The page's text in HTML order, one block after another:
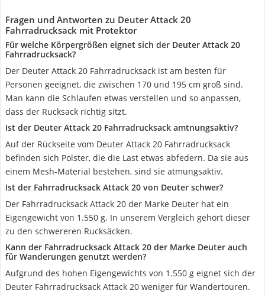
Fragen und Antworten zu Deuter Attack 20
Fahrradrucksack mit Protektor
Für welche Körpergrößen eignet sich der Deuter Attack 20
Fahrradrucksack?
Der Deuter Attack 20 Fahrradrucksack ist am besten für
Personen geeignet, die zwischen 170 und 195 cm groß sind.
Man kann die Schlaufen etwas verstellen und so anpassen,
dass der Rucksack richtig sitzt.
Ist der Deuter Attack 20 Fahrradrucksack amtnungsaktiv?
Auf der Rückseite vom Deuter Attack 20 Fahrradrucksack
befinden sich Polster, die die Last etwas abfedern. Da sie aus
einem Mesh-Material bestehen, sind sie atmungsaktiv.
Ist der Fahrradrucksack Attack 20 von Deuter schwer?
Der Fahrradrucksack Attack 20 der Marke Deuter hat ein
Eigengewicht von 1.550 g. In unserem Vergleich gehört dieser
zu den schwereren Rucksäcken.
Kann der Fahrradrucksack Attack 20 der Marke Deuter auch
für Wanderungen genutzt werden?
Aufgrund des hohen Eigengewichts von 1.550 g eignet sich der
Deuter Fahrradrucksack Attack 20 weniger für Wandertouren.